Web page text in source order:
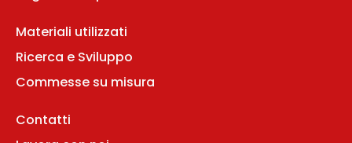
Materiali utilizzati
Ricerca e Sviluppo
Commesse su misura
Contatti